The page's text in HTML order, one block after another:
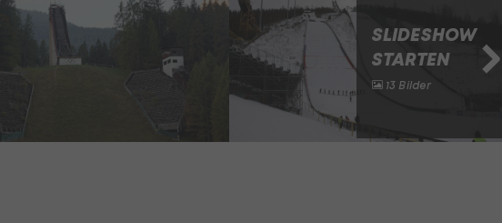
SLIDESHOW
STARTEN
13 Bilder